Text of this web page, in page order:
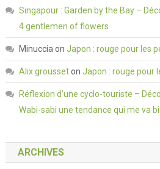
Singapour : Garden by the Bay –
4 gentlemen of flowers
Minuccia on Japon : rouge pour les
Alix grousseton Japon : rouge pour
Réflexion d’une cyclo-touriste –
Wabi-sabi une tendance qui me va
ARCHIVES